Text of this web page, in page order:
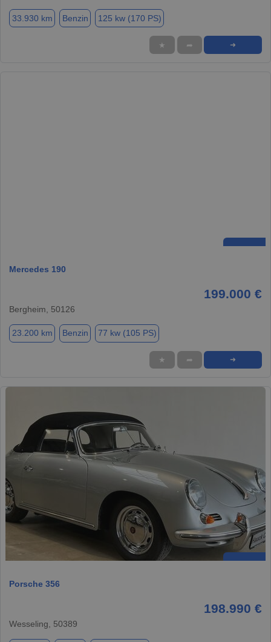
33.930 km Benzin 125 kw (170 PS)
★ ➦ ➜
Mercedes 190
199.000 €
Bergheim, 50126
23.200 km Benzin 77 kw (105 PS)
★ ➦ ➜
Porsche 356
198.990 €
Wesseling, 50389